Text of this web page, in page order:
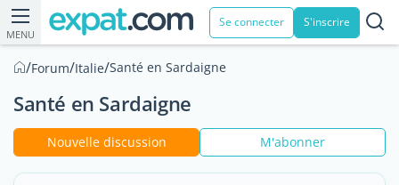
MENU
Se connecter S'inscrire
/Forum/Italie/Santé en Sardaigne
Santé en Sardaigne
Nouvelle discussion M'abonner